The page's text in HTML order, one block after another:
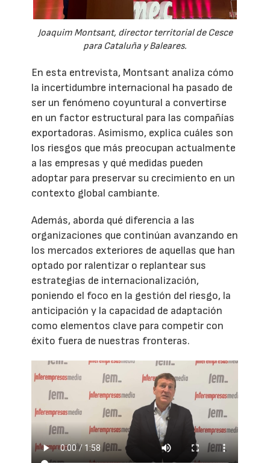
Joaquim Montsant, director territorial de Cesce
para Cataluña y Baleares.
En esta entrevista, Montsant analiza cómo
la incertidumbre internacional ha pasado de
ser un fenómeno coyuntural a convertirse
en un factor estructural para las compañías
exportadoras. Asimismo, explica cuáles son
los riesgos que más preocupan actualmente
a las empresas y qué medidas pueden
adoptar para preservar su crecimiento en un
contexto global cambiante.
Además, aborda qué diferencia a las
organizaciones que continúan avanzando en
los mercados exteriores de aquellas que han
optado por ralentizar o replantear sus
estrategias de internacionalización,
poniendo el foco en la gestión del riesgo, la
anticipación y la capacidad de adaptación
como elementos clave para competir con
éxito fuera de nuestras fronteras.